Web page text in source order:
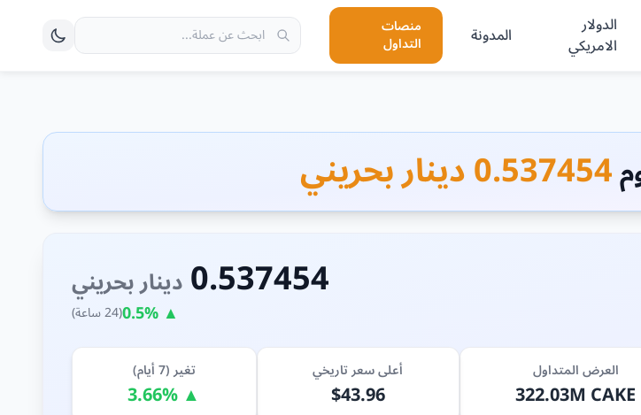
الدولار
الامريكي المدونة منصات
التداول
0.537454 دينار بحريني
0.537454دينار بحريني
▲ 0.5% (24 ساعة)
العرض المتداول
322.03M CAKE
أعلى سعر تاريخي
$43.96
تغير (7 أيام)
▲ 3.66%